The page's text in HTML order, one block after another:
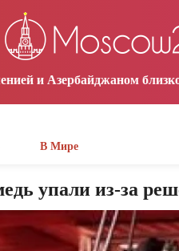
Yerevan
02:48 02:48
близко 17:29 Рост
В Мире
упали из-за